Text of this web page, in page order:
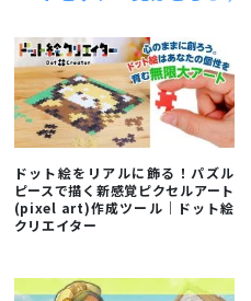
ドット絵をリアルに飾る！パズル
ピースで描く新感覚ピクセルアート
(pixel art)作成ツール｜ドット絵
クリエイター